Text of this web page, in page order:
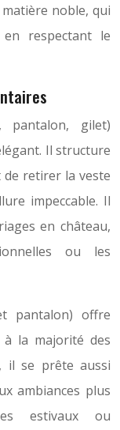
noble, qui
respectant le
pantalon, gilet)
Il structure
retirer la veste
impeccable. Il
en château,
ou les
pantalon) offre
à la majorité des
il se prête aussi
ambiances plus
estivaux ou